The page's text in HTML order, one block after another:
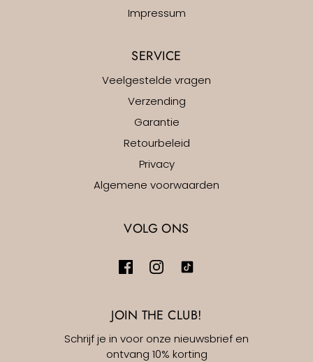
Impressum
SERVICE
Veelgestelde vragen
Verzending
Garantie
Retourbeleid
Privacy
Algemene voorwaarden
VOLG ONS
JOIN THE CLUB!
Schrijf je in voor onze nieuwsbrief en
ontvang 10% korting